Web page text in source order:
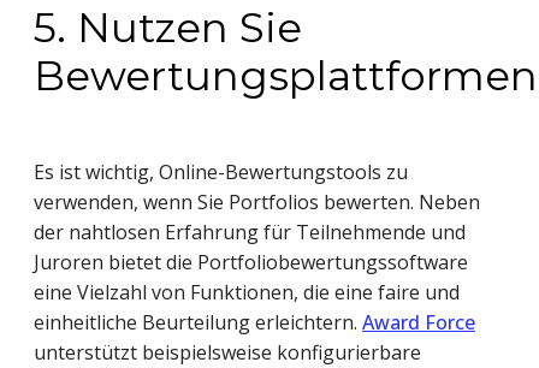
5. Nutzen Sie
Bewertungsplattformen
Es ist wichtig, Online-Bewertungstools zu
verwenden, wenn Sie Portfolios bewerten. Neben
der nahtlosen Erfahrung für Teilnehmende und
Juroren bietet die Portfoliobewertungssoftware
eine Vielzahl von Funktionen, die eine faire und
einheitliche Beurteilung erleichtern. Award Force
unterstützt beispielsweise konfigurierbare